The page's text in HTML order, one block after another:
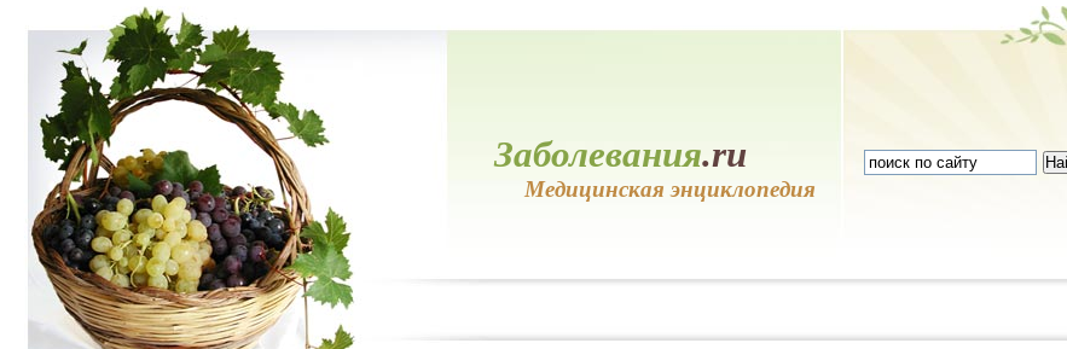
Заболевания.ru
Медицинская энциклопедия